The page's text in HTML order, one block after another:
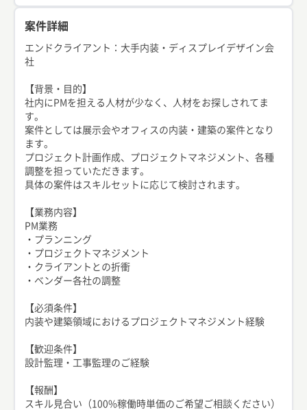
案件詳細
エンドクライアント：大手内装・ディスプレイデザイン会
社
【背景・目的】
社内にPMを担える人材が少なく、人材をお探しされてま
す。
案件としては展示会やオフィスの内装・建築の案件となり
ます。
プロジェクト計画作成、プロジェクトマネジメント、各種
調整を担っていただきます。
具体の案件はスキルセットに応じて検討されます。
【業務内容】
PM業務
・プランニング
・プロジェクトマネジメント
・クライアントとの折衝
・ベンダー各社の調整
【必須条件】
内装や建築領域におけるプロジェクトマネジメント経験
【歓迎条件】
設計監理・工事監理のご経験
【報酬】
スキル見合い（100%稼働時単価のご希望ご相談ください）